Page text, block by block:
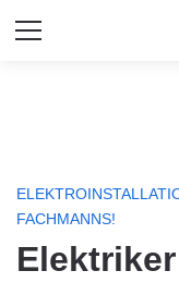
FACHMANNS!
Elektriker